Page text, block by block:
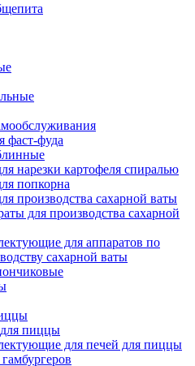
фаст-фуда
нарезки картофеля спиралью
попкорна
производства сахарной ваты
для производства сахарной
для аппаратов по
сахарной ваты
пиццы
для печей для пиццы